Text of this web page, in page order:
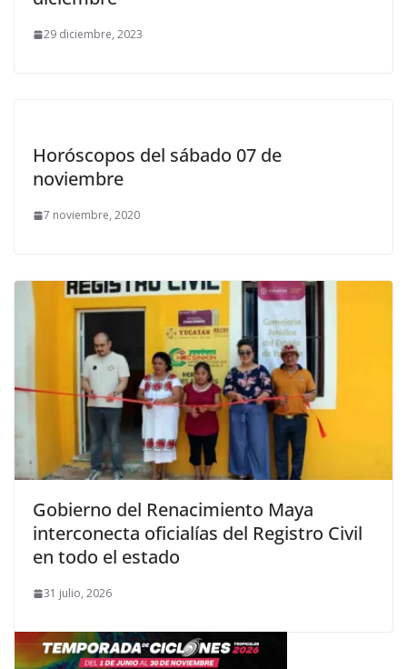
29 diciembre, 2023
Horóscopos del sábado 07 de
noviembre
7 noviembre, 2020
Gobierno del Renacimiento Maya
interconecta oficialías del Registro Civil
en todo el estado
31 julio, 2026